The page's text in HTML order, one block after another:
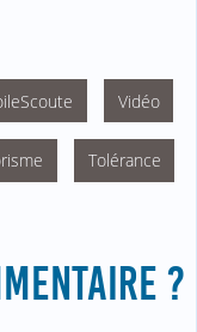
Vidéo
Tolérance
?